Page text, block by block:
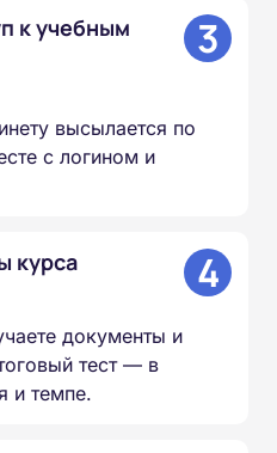
к учебным
3
высылается по
с логином и
курса 4
документы и
тест — в
и темпе.